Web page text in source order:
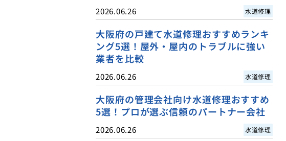
2026.06.26 水道修理
大阪府の戸建て水道修理おすすめランキ
ング5選！屋外・屋内のトラブルに強い
業者を比較
2026.06.26 水道修理
大阪府の管理会社向け水道修理おすすめ
5選！プロが選ぶ信頼のパートナー会社
2026.06.26 水道修理